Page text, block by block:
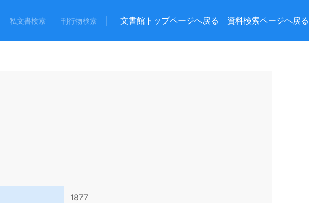
私文書検索 刊行物検索 文書館トップページへ戻る 資料検索ページへ戻る
1877